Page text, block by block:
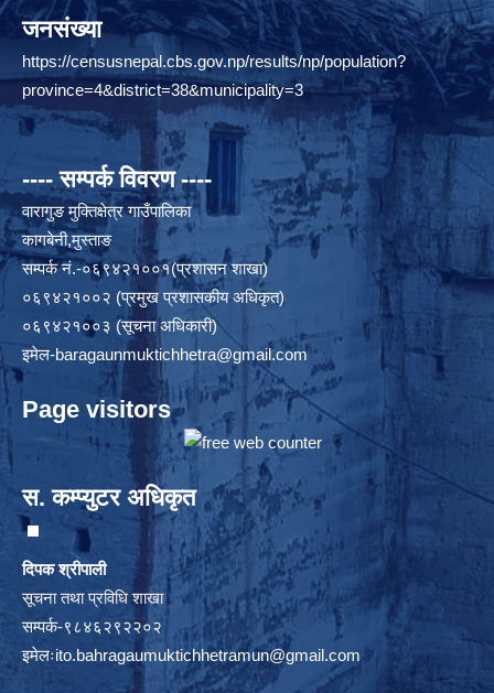
जनसंख्या
https://censusnepal.cbs.gov.np/results/np/population?
province=4&district=38&municipality=3
---- सम्पर्क विवरण ----
वारागुङ मुक्तिक्षेत्र गाउँपालिका
कागबेनी,मुस्ताङ
सम्पर्क नं.-०६९४२१००१(प्रशासन शाखा)
०६९४२१००२ (प्रमुख प्रशासकीय अधिकृत)
०६९४२१००३ (सूचना अधिकारी)
इमेल-baragaunmuktichhetra@gmail.com
Page visitors
स. कम्प्युटर अधिकृत
दिपक श्रीपाली
सूचना तथा प्रविधि शाखा
सम्पर्क-९८४६२९२२०२
इमेलःito.bahragaumuktichhetramun@gmail.com